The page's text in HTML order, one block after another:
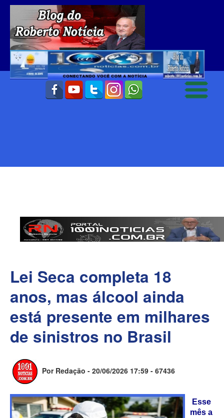
Lei Seca completa 18
anos, mas álcool ainda
está presente em milhares
de sinistros no Brasil
Por Redação - 20/06/2026 17:59 - 67436
Esse
mês a